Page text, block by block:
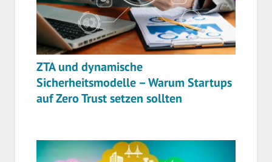
ZTA und dynamische
Sicherheitsmodelle – Warum Startups
auf Zero Trust setzen sollten